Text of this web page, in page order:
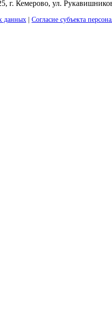
Кемерово, ул.
данных
Согласие субъекта